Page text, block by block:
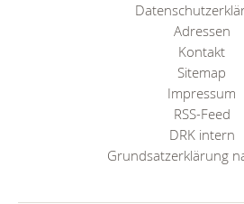
Adressen
Kontakt
Sitemap
Impressum
RSS-Feed
DRK intern
Grundsatzerklärung